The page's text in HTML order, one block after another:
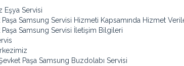
Eşya Servisi
Samsung Servisi Hizmeti Kapsamında Hizmet
Samsung Servisi İletişim Bilgileri
Paşa Samsung Buzdolabı Servisi